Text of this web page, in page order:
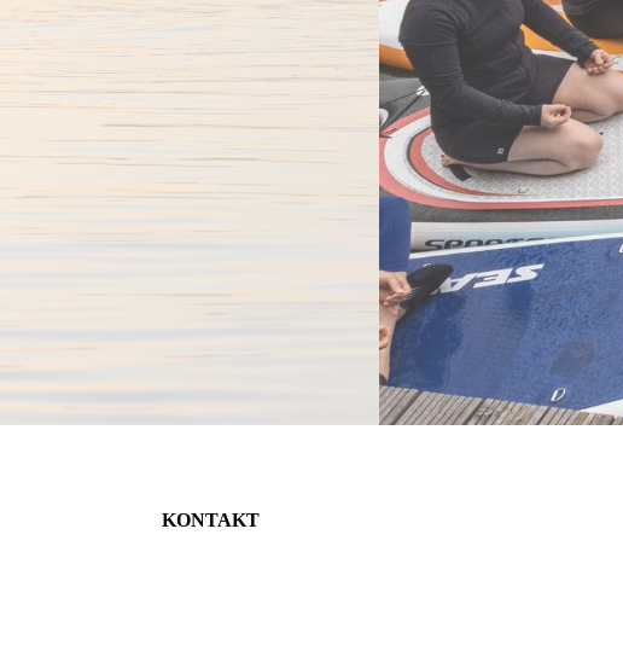
Stand Up
KONTAKT